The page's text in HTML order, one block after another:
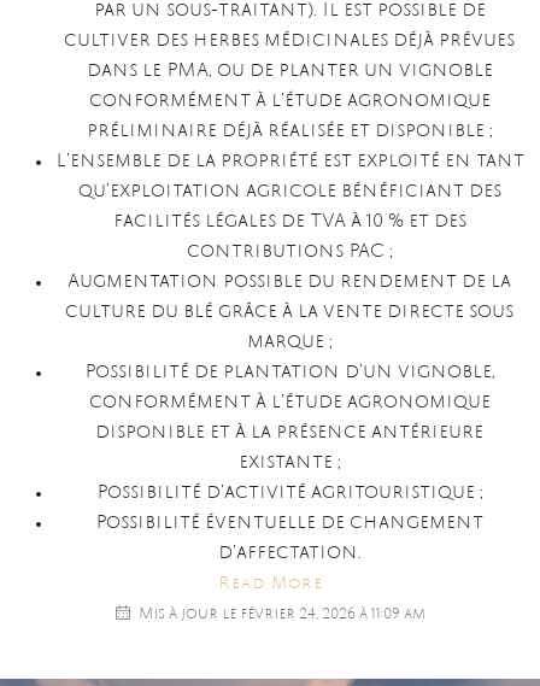
par un sous-traitant). Il est possible de
cultiver des herbes médicinales déjà prévues
dans le PMA, ou de planter un vignoble
conformément à l’étude agronomique
préliminaire déjà réalisée et disponible ;
L’ensemble de la propriété est exploité en tant
qu’exploitation agricole bénéficiant des
facilités légales de TVA à 10 % et des
contributions PAC ;
Augmentation possible du rendement de la
culture du blé grâce à la vente directe sous
marque ;
Possibilité de plantation d’un vignoble,
conformément à l’étude agronomique
disponible et à la présence antérieure
existante ;
Possibilité d’activité agritouristique ;
Possibilité éventuelle de changement
d’affectation.
Read More
Mis à jour le février 24, 2026 à 11:09 am